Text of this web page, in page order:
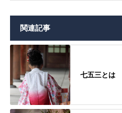
関連記事
七五三とは